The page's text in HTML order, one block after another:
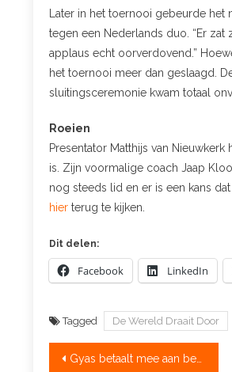
Later in het toernooi gebeurde
tegen een Nederlands duo. “Er
applaus echt oorverdovend.”
het toernooi meer dan geslaagd.
sluitingsceremonie kwam totaal
Roeien
Presentator Matthijs van
is. Zijn voormalige coach Jaap
nog steeds lid en er is een kans
hier terug te kijken.
Dit delen:
Facebook LinkedIn
Tagged De Wereld Draait Door
Bericht
Gyas betaalt mee aan behoud roeiwater